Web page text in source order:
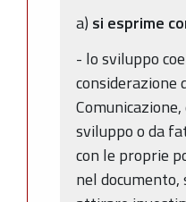
a) si esprime
- lo sviluppo
considerazione
sviluppo o da
con le proprie
nel